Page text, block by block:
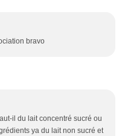
bravo
il du lait concentré sucré ou
ya du lait non sucré et